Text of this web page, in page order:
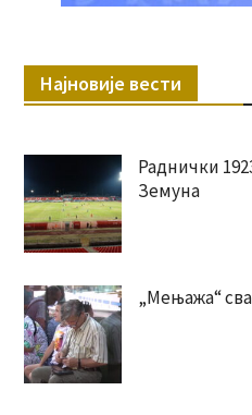
Најновије вести
Раднички
Земуна
„Мењажа“